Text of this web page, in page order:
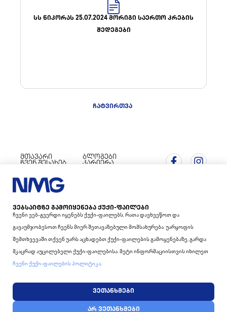
ᲡᲡ ᲜᲘᲙᲝᲠᲐᲡ 25.07.2024 ᲛᲝᲠᲘᲒᲘ ᲡᲐᲔᲠᲗᲝ ᲙᲠᲔᲑᲘᲡ
ᲨᲔᲓᲔᲒᲔᲑᲘ
ᲩᲐᲢᲕᲘᲠᲗᲕᲐ
მთავარი
ჩვენ შესახებ
ინვესტორებისთვის
ახალი ამბები
ბლოგები
კარიერა
(+995 32) 269 55 51
ᲧᲕᲔᲚᲐ ᲣᲤᲚᲔᲑᲐ ᲓᲐᲪᲣᲚᲘᲐ.
ᲕᲔᲑᲡᲐᲘᲢᲖᲔ ᲒᲐᲛᲝᲘᲧᲔᲜᲔᲑᲐ ᲥᲣᲥᲘ-ᲤᲐᲘᲚᲔᲑᲘ
Ჩვენი Ვებ-Გვერდი Იყენებს Ქუქი-Ფაილებს, Რათა Დავხვეწოთ Და
Გავაუმჯობესოთ Ჩვენს Მიერ Შეთავაზებული Მომსახურება. Უარყოფის
Შემთხვევაში Თქვენ Უარს Აცხადებთ Ქუქი-Ფაილების Გამოყენებაზე, Გარდა
Მკაცრად Აუცილებელი Ქუქი-Ფაილებისა. Მეტი Ინფორმაციისთვის Იხილეთ
Ჩვენი Ქუქი-Ფაილების Პოლიტიკა.
ᲕᲔᲗᲐᲜᲮᲛᲔᲑᲘ
ᲐᲠ ᲕᲔᲗᲐᲜᲮᲛᲔᲑᲘ